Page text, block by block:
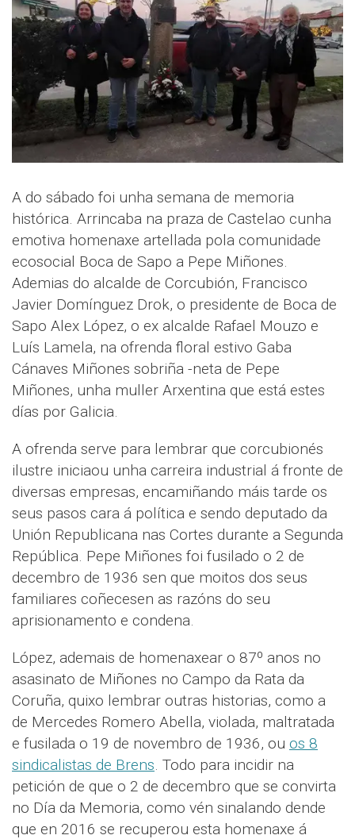
A do sábado foi unha semana de memoria
histórica. Arrincaba na praza de Castelao cunha
emotiva homenaxe artellada pola comunidade
ecosocial Boca de Sapo a Pepe Miñones.
Ademias do alcalde de Corcubión, Francisco
Javier Domínguez Drok, o presidente de Boca de
Sapo Alex López, o ex alcalde Rafael Mouzo e
Luís Lamela, na ofrenda floral estivo Gaba
Cánaves Miñones sobriña -neta de Pepe
Miñones, unha muller Arxentina que está estes
días por Galicia.
A ofrenda serve para lembrar que corcubionés
ilustre iniciaou unha carreira industrial á fronte de
diversas empresas, encamiñando máis tarde os
seus pasos cara á política e sendo deputado da
Unión Republicana nas Cortes durante a Segunda
República. Pepe Miñones foi fusilado o 2 de
decembro de 1936 sen que moitos dos seus
familiares coñecesen as razóns do seu
aprisionamento e condena.
López, ademais de homenaxear o 87º anos no
asasinato de Miñones no Campo da Rata da
Coruña, quixo lembrar outras historias, como a
de Mercedes Romero Abella, violada, maltratada
e fusilada o 19 de novembro de 1936, ou os 8
sindicalistas de Brens. Todo para incidir na
petición de que o 2 de decembro que se convirta
no Día da Memoria, como vén sinalando dende
que en 2016 se recuperou esta homenaxe á